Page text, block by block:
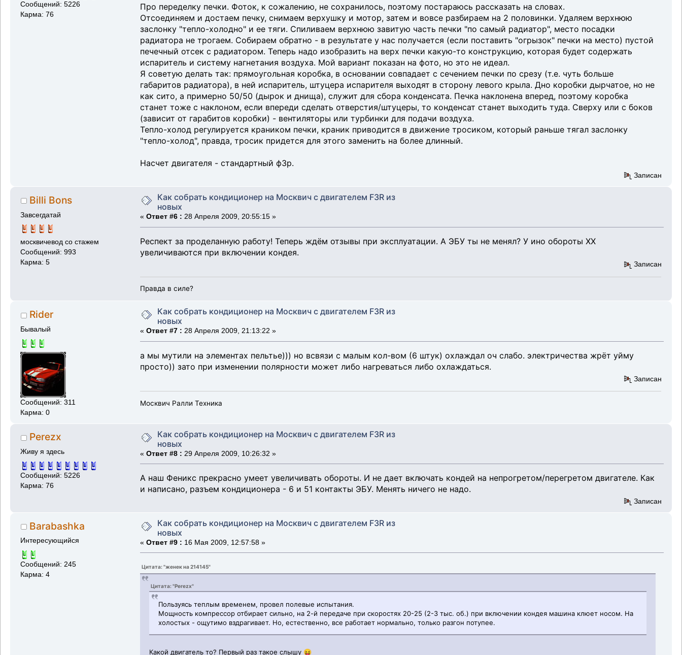
Сообщений: 5226
Карма: 76
Про переделку печки. Фоток, к сожалению, не сохранилось, поэтому постараюсь рассказать на словах.
Отсоединяем и достаем печку, снимаем верхушку и мотор, затем и вовсе разбираем на 2 половинки. Удаляем верхнюю
заслонку "тепло-холодно" и ее тяги. Спиливаем верхнюю завитую часть печки "по самый радиатор", место посадки
радиатора не трогаем. Собираем обратно - в результате у нас получается (если поставить "огрызок" печки на место) пустой
печечный отсек с радиатором. Теперь надо изобразить на верх печки какую-то конструкцию, которая будет содержать
испаритель и систему нагнетания воздуха. Мой вариант показан на фото, но это не идеал.
Я советую делать так: прямоугольная коробка, в основании совпадает с сечением печки по срезу (т.е. чуть больше
габаритов радиатора), в ней испаритель, штуцера испарителя выходят в сторону левого крыла. Дно коробки дырчатое, но не
как сито, а примерно 50/50 (дырок и днища), служит для сбора конденсата. Печка наклонена вперед, поэтому коробка
станет тоже с наклоном, если впереди сделать отверстия/штуцеры, то конденсат станет выходить туда. Сверху или с боков
(зависит от гарабитов коробки) - вентиляторы или турбинки для подачи воздуха.
Тепло-холод регулируется краником печки, краник приводится в движение тросиком, который раньше тягал заслонку
"тепло-холод", правда, тросик придется для этого заменить на более длинный.
Насчет двигателя - стандартный ф3р.
Записан
Billi Bons
Завсегдатай
москвичевод со стажем
Сообщений: 993
Карма: 5
Как собрать кондиционер на Москвич с двигателем F3R из
новых
« Ответ #6 : 28 Апреля 2009, 20:55:15 »
Респект за проделанную работу! Теперь ждём отзывы при эксплуатации. А ЭБУ ты не менял? У ино обороты ХХ
увеличиваются при включении кондея.
Записан
Правда в силе?
Rider
Бывалый
Сообщений: 311
Карма: 0
Как собрать кондиционер на Москвич с двигателем F3R из
новых
« Ответ #7 : 28 Апреля 2009, 21:13:22 »
а мы мутили на элементах пельтье))) но всвязи с малым кол-вом (6 штук) охлаждал оч слабо. электричества жрёт уйму
просто)) зато при изменении полярности может либо нагреваться либо охлаждаться.
Записан
Москвич Ралли Техника
Perezx
Живу я здесь
Сообщений: 5226
Карма: 76
Как собрать кондиционер на Москвич с двигателем F3R из
новых
« Ответ #8 : 29 Апреля 2009, 10:26:32 »
А наш Феникс прекрасно умеет увеличивать обороты. И не дает включать кондей на непрогретом/перегретом двигателе. Как
и написано, разъем кондиционера - 6 и 51 контакты ЭБУ. Менять ничего не надо.
Записан
Barabashka
Интересующийся
Сообщений: 245
Карма: 4
Как собрать кондиционер на Москвич с двигателем F3R из
новых
« Ответ #9 : 16 Мая 2009, 12:57:58 »
Цитата: "женек на 214145"
Цитата: "Perezx"
Пользуясь теплым временем, провел полевые испытания.
Мощность компрессор отбирает сильно, на 2-й передаче при скоростях 20-25 (2-3 тыс. об.) при включении кондея машина клюет носом. На
холостых - ощутимо вздрагивает. Но, естественно, все работает нормально, только разгон потупее.
Какой двигатель то? Первый раз такое слышу 😝